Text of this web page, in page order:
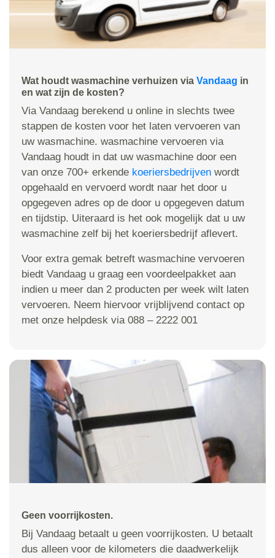
Wat houdt wasmachine verhuizen via Vandaag in
en wat zijn de kosten?
Via Vandaag berekend u online in slechts twee
stappen de kosten voor het laten vervoeren van
uw wasmachine. wasmachine vervoeren via
Vandaag houdt in dat uw wasmachine door een
van onze 700+ erkende koeriersbedrijven wordt
opgehaald en vervoerd wordt naar het door u
opgegeven adres op de door u opgegeven datum
en tijdstip. Uiteraard is het ook mogelijk dat u uw
wasmachine zelf bij het koeriersbedrijf aflevert.
Voor extra gemak betreft wasmachine vervoeren
biedt Vandaag u graag een voordeelpakket aan
indien u meer dan 2 producten per week wilt laten
vervoeren. Neem hiervoor vrijblijvend contact op
met onze helpdesk via 088 – 2222 001
Geen voorrijkosten.
Bij Vandaag betaalt u geen voorrijkosten. U betaalt
dus alleen voor de kilometers die daadwerkelijk